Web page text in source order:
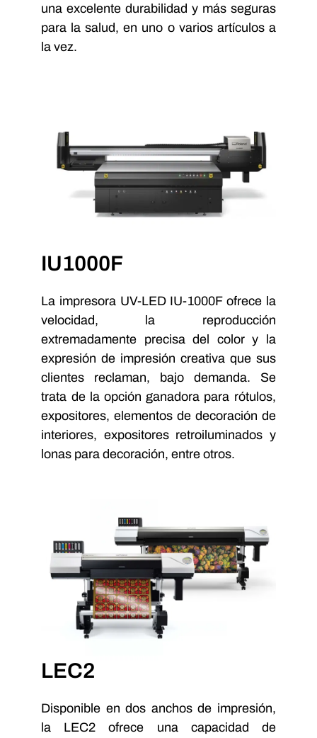
una excelente durabilidad y más seguras
para la salud, en uno o varios artículos a
la vez.
IU1000F
La impresora UV-LED IU-1000F ofrece la
velocidad, la reproducción
extremadamente precisa del color y la
expresión de impresión creativa que sus
clientes reclaman, bajo demanda. Se
trata de la opción ganadora para rótulos,
expositores, elementos de decoración de
interiores, expositores retroiluminados y
lonas para decoración, entre otros.
LEC2
Disponible en dos anchos de impresión,
la LEC2 ofrece una capacidad de